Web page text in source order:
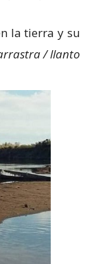
la tierra y su
/ llanto